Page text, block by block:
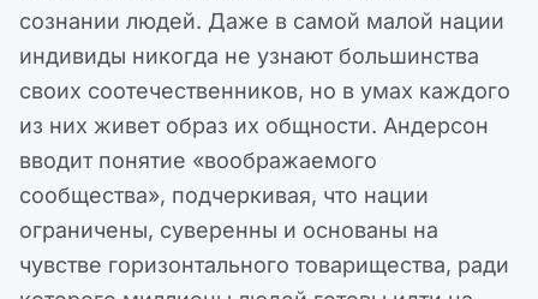
сознании людей. Даже в самой малой нации
индивиды никогда не узнают большинства
своих соотечественников, но в умах каждого
из них живет образ их общности. Андерсон
вводит понятие «воображаемого
сообщества», подчеркивая, что нации
ограничены, суверенны и основаны на
чувстве горизонтального товарищества, ради